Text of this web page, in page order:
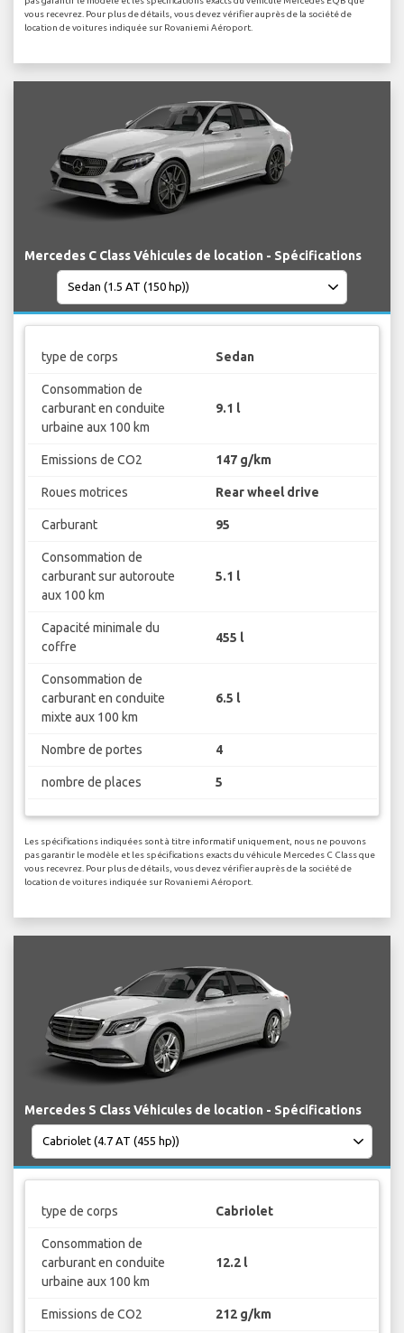
vous recevrez. Pour plus de détails, vous devez vérifier auprès de la société de
location de voitures indiquée sur Rovaniemi Aéroport.
Mercedes C Class Véhicules de location - Spécifications
type de corps Sedan
Consommation de
carburant en conduite
urbaine aux 100 km
9.1 l
Emissions de CO2 147 g/km
Roues motrices Rear wheel drive
Carburant 95
Consommation de
carburant sur autoroute
aux 100 km
5.1 l
Capacité minimale du
coffre
455 l
Consommation de
carburant en conduite
mixte aux 100 km
6.5 l
Nombre de portes 4
nombre de places 5
Les spécifications indiquées sont à titre informatif uniquement, nous ne pouvons
pas garantir le modèle et les spécifications exacts du véhicule Mercedes C Class que
vous recevrez. Pour plus de détails, vous devez vérifier auprès de la société de
location de voitures indiquée sur Rovaniemi Aéroport.
Mercedes S Class Véhicules de location - Spécifications
type de corps Cabriolet
Consommation de
carburant en conduite
urbaine aux 100 km
12.2 l
Emissions de CO2 212 g/km